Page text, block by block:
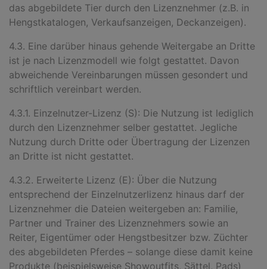
das abgebildete Tier durch den Lizenznehmer (z.B. in
Hengstkatalogen, Verkaufsanzeigen, Deckanzeigen).
4.3. Eine darüber hinaus gehende Weitergabe an Dritte
ist je nach Lizenzmodell wie folgt gestattet. Davon
abweichende Vereinbarungen müssen gesondert und
schriftlich vereinbart werden.
4.3.1. Einzelnutzer-Lizenz (S): Die Nutzung ist lediglich
durch den Lizenznehmer selber gestattet. Jegliche
Nutzung durch Dritte oder Übertragung der Lizenzen
an Dritte ist nicht gestattet.
4.3.2. Erweiterte Lizenz (E): Über die Nutzung
entsprechend der Einzelnutzerlizenz hinaus darf der
Lizenznehmer die Dateien weitergeben an: Familie,
Partner und Trainer des Lizenznehmers sowie an
Reiter, Eigentümer oder Hengstbesitzer bzw. Züchter
des abgebildeten Pferdes – solange diese damit keine
Produkte (beispielsweise Showoutfits, Sättel, Pads)